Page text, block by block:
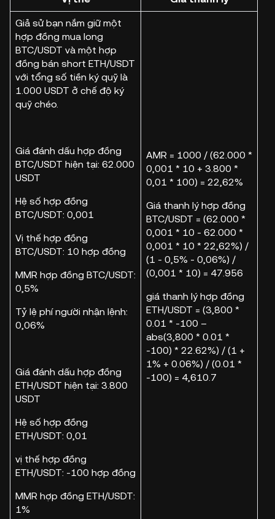
Giả sử bạn nắm giữ một
hợp đồng mua long
BTC/USDT và một hợp
đồng bán short ETH/USDT
với tổng số tiền ký quỹ là
1.000 USDT ở chế độ ký
quỹ chéo.
Giá đánh dấu hợp đồng
BTC/USDT hiện tại: 62.000
USDT
Hệ số hợp đồng
BTC/USDT: 0,001
Vị thế hợp đồng
BTC/USDT: 10 hợp đồng
MMR hợp đồng BTC/USDT:
0,5%
Tỷ lệ phí người nhận lệnh:
0,06%
Giá đánh dấu hợp đồng
ETH/USDT hiện tại: 3.800
USDT
Hệ số hợp đồng
ETH/USDT: 0,01
vị thế hợp đồng
ETH/USDT: -100 hợp đồng
MMR hợp đồng ETH/USDT:
1%
AMR = 1000 / (62.000 *
0,001 * 10 + 3.800 *
0,01 * 100) = 22,62%
Giá thanh lý hợp đồng
BTC/USDT = (62.000 *
0,001 * 10 - 62.000 *
0,001 * 10 * 22,62%) /
(1 - 0,5% - 0,06%) /
(0,001 * 10) = 47.956
giá thanh lý hợp đồng
ETH/USDT = (3,800 *
0.01 * -100 –
abs(3,800 * 0.01 *
-100) * 22.62%) / (1 +
1% + 0.06%) / (0.01 *
-100) = 4,610.7